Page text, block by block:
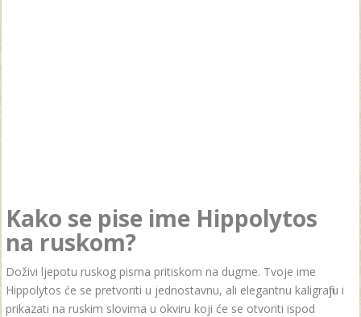
Kako se pise ime Hippolytos
na ruskom?
Doživi ljepotu ruskog pisma pritiskom na dugme. Tvoje ime
Hippolytos će se pretvoriti u jednostavnu, ali elegantnu kaligrafiju i
prikazati na ruskim slovima u okviru koji će se otvoriti ispod